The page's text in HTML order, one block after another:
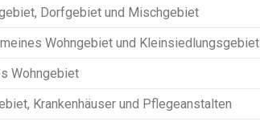
Dorfgebiet und Mischgebiet
Wohngebiet und Kleinsiedlungsgebiet
Wohngebiet
Krankenhäuser und Pflegeanstalten